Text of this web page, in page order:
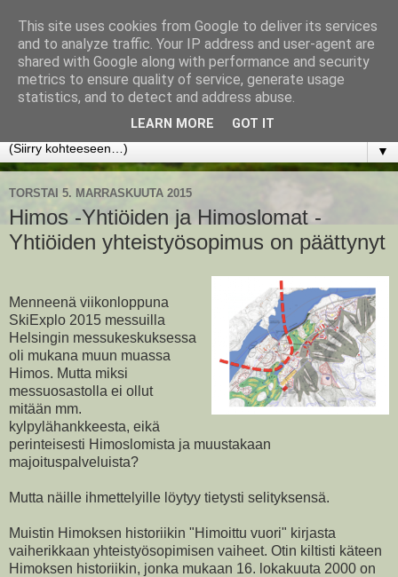
www.jyrkikokko.fi
Uusi Suunta - Jokainen hetki tarjoaa tilaisuuden muuttaa
▼
TORSTAI 5. MARRASKUUTA 2015
Himos -Yhtiöiden ja Himoslomat -
Yhtiöiden yhteistyösopimus on päättynyt
Menneenä viikonloppuna
SkiExplo 2015 messuilla
Helsingin messukeskuksessa
oli mukana muun muassa
Himos. Mutta miksi
messuosastolla ei ollut
mitään mm.
kylpylähankkeesta, eikä
perinteisesti Himoslomista ja muustakaan
majoituspalveluista?
Mutta näille ihmettelyille löytyy tietysti selityksensä.
Muistin Himoksen historiikin "Himoittu vuori" kirjasta
vaiherikkaan yhteistyösopimisen vaiheet. Otin kiltisti käteen
Himoksen historiikin, jonka mukaan 16. lokakuuta 2000 on
This site uses cookies from Google to deliver its services
and to analyze traffic. Your IP address and user-agent are
shared with Google along with performance and security
metrics to ensure quality of service, generate usage
statistics, and to detect and address abuse.
LEARN MORE GOT IT